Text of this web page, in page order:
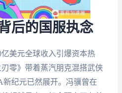
后的国服执念
美元全球收入引爆资本热
零》带着蒸汽朋克混搭武侠
纪元已然展开。冯骥曾在